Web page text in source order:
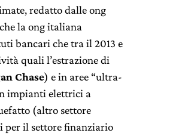
redatto dalle ong
la ong italiana
bancari che tra il 2013 e
quali l’estrazione di
Chase) e in aree “ultra-
impianti elettrici a
(altro settore
per il settore finanziario